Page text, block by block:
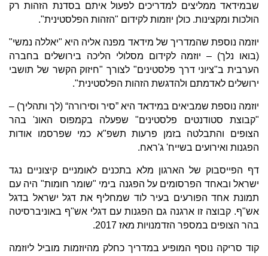
שבמידאד ממליצים למדריכים לפעול איתם בסדנת הזהות רק
הולכות ומקצינות. כולן יוזמות לקידום "הזהות הפלסטינית".
יוזמה נוספת שהמדריך של מידאד מפנה אליה היא "יאללה נמשי"
(בואו נלך) – יוזמה לקידום מסלולי הליכה בירושלים בחברה
הערבית ב"ציוני דרך פלסטינים" לצורך "חיזוק הקשר של תושבי
ירושלים לאדמתם ולהדגשת הזהות הפלסטינית".
יוזמה נוספת שמביאים במידאד היא ”סיר וסירורה“ (לך ותהליך) –
"קבוצת סטודנטים פלסטינים" שפעלה בקמפוס האונ' בהר
הצופים והתבלטה בזמן פרעות תשפ"א כמי שפרסמו אודות
הפגנות ואירועים בשייח' ג'ראח.
דף הפייסבוק של הארגון מלא בתכנים לאומניים קיצוניים נגד
ישראל ובאחד הפרסומים על הפגנה בימי "שומר חומות" היה עם
תמונת אחד הפורעים בעיר לוד שמחליף את דגל ישראל בדגל
אש"ף. קבוצה זו ארגנה גם הפגנות עם דגלי אש"ף באוניברסיטה
בהר הצופים במספר הזדמנויות מאז 2017.
קוד סריקה נוסף המופיע במדריך כחלק מהיוזמות מוביל ליוזמה